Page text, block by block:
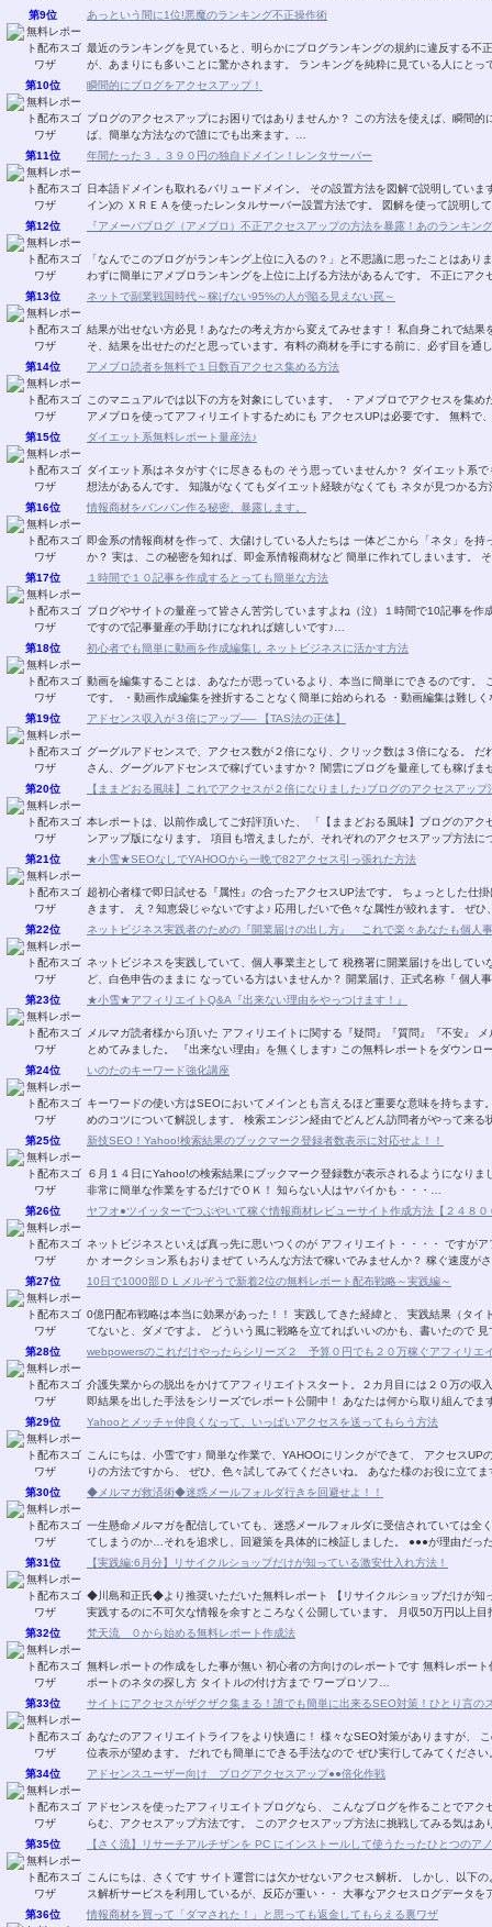
第9位 あっという間に1位!悪魔のランキング不正操作術
最近のランキングを見ていると、明らかにブログランキングの規約に違反する不
が、あまりにも多いことに驚かされます。 ランキングを
第10位
瞬間的にブログをアクセスアップ！
ブログのアクセスアップにお困りではありませんか？ この方法を使えば、瞬間的にアクセスがあがります！ 一度、手順を覚えてしまえ
ば、簡単な方法なので誰にでも出来ます。…
第11位
年間たった３，３９０円の独自ドメイン！レンタサーバー
日本語ドメインも取れるバリュードメイン。 その設置方法を図解で説明しています。 ＶＡＬＵＥ－ＤＯＭＡＩＮ．ＣＯＭ(バリュ
イン)の ＸＲＥＡを使ったレンタルサーバー設置
第12位
『アメーバブログ（アメブロ）不正アクセスアップの方法を暴露！あのランキン
「なんでこのブログがランキング上位に入るの？」と不思議に思ったことはありませんか？ 実は、トラフィックエクスチ
わずに簡単にアメブロランキ
第13位
ネットで副業戦国時代～稼げない95%の人が陥る見えない罠～
結果が出せない方必見！あなたの考え方から変えてみせます！ 私自身これで結果を出し、このレポートの内容を自分の物にできたからこ
そ、結果を出せたのだと思っています。有料の商材を手にする前に、必ず目を通
第14位
アメブロ読者を無料で１日数百アクセス集める方法
このマニュアルでは以下の方を対象にしています。 ・アメブロでアクセスを集めたい。 ・集めたいけど、有料ツールは使いたくない。
アメブロを使ってアフィリエイトするためにも アク
第15位
ダイエット系無料レポート量産法♪
ダイエット系はネタがすぐに尽きるもの そう思っていませんか？ ダイエット系でも 無料レポートに書くネタが 次から次へと湧き出る発
想法があるんです。 知識がなくてもダイエット経験がなくても ネタが見つ
第16位
情報商材をバンバン作る秘密、暴露します。
即金系の情報商材を作って、大儲けしている人たちは 一体どこから「ネタ」を持ってきているのか？ その秘密を知りたくありません
か？ 実は、この秘密
第17位
１時間で１０記事を作成するとっても簡単な方法
ブログやサイトの量産って皆さん苦労していますよね（泣）１時間で10記事を作成する
ですので記事量産の手助けになれれば嬉しいです♪…
第18位
初心者でも簡単に動画を作成編集し ネットビジネスに活かす方法
動画を編集することは、あなたが思っているより、本当に簡単にできるのです。 このレポートを読んで実行するメリットは以下のとおり
です。 ・動画作成編集を挫折することなく簡単に始められる ・動画編集は難
第19位
アドセンス収入が３倍にアップ── 【TAS法の正体】
グーグルアドセンスで、アクセス数が２倍になり、クリック数は３倍になる。 だれ
さん、グーグルアドセンスで稼げていますか？ 闇雲にブログを量
第20位
【ままどおる風味】これでアクセスが２倍になりました♪ブログのアクセスアッ
本レポートは、以前作成してご好評頂いた、 「【ままどおる風味】ブログのア
ンアップ版になります。 項目も増えましたが、それぞれのアクセスアッ
第21位
★小雪★SEOなしでYAHOOから一晩で82アクセス引っ張れた方法
超初心者様で即日試せる『属性』の合ったアクセスUP法です。 ちょっとした仕掛けでザクザクあなたのブログにアクセスが 流れ込んで
きます。 え？知恵袋じゃ
第22位
ネットビジネス実践者のための『開業届けの出し方』 これで楽々あなたも個人
ネットビジネスを実践していて、個人事業主として 税務署に開業届けを出していない人はいませんか？
ど、白色申告のままに なっている方はいませんか？ 開業
第23位
★小雪★アフィリエイトQ&A『出来ない理由をやっつけます！』
メルマガ読者様から頂いた アフィリエイトに関する『疑問』『質問』『不安』 メルマガ・
とめてみました。 『出来ない理由』を無くします♪ この無料
第24位
いのたのキーワード強化講座
キーワードの使い方はSEOにおいてメインとも言えるほど重要な意味を持ちます。 狙ったキーワードで検索エンジンに上位表示させ
めのコツについて解説します。 検索エンジン経由でどんどん訪問者
第25位
新技SEO！Yahoo!検索結果のブックマーク登録者数表示に対応せよ！！
６月１４日にYahoo!の検索結果にブックマーク登録数が表示されるようになり
非常に簡単な作業をするだけでＯＫ！ 知らない人はヤバイかも・・・…
第26位
ヤフオ●ツイッターでつぶやいて稼ぐ情報商材レビューサイト作成方法【２４８
ネットビジネスといえば真っ先に思いつくのが アフィリエイト・・・・ ですがアフィリエイトでも こんな オークション系はいかがです
か オークション系もおりまぜて いろんな方法で稼いでみませんか？
第27位
10日で1000部ＤＬメルぞうで新着2位の無料レポート配布戦略～実践編～
0億円配布戦略は本当に効果があった！！ 実践してきた経緯と、 実践結果（タイトル）までを書いています♪ いやぁ。 ちゃんと、戦略立
てないと、ダメですよ。 どういう風に戦略を立てればいいのかも、書いた
第28位
webpowersのこれだけやったらシリーズ２ 予算０円でも２０万稼ぐアフィリエ
介護失業からの脱出をかけてアフィリエイトスタート。２カ月目には２０万の収
第29位 Yahooとメッチャ仲良くなって、いっぱいアクセスを送ってもらう方法
こんにちは、小雪です♪ 簡単な作業で、YAHOOにリンクができて、 アクセスUPの即効性のある方法です。 4／16日にスタートしたばか
りの方法ですから、 ぜひ、色々試してみてくださいね。 あなた様の
第30位
◆メルマガ救済術◆迷惑メールフォルダ行きを回避せよ！！
一生懸命メルマガを配信していても、迷惑メールフォルダに受信されていては全
てしまうのか…それを追求し、回
第31位
【実践編:6月分】リサイクルショップだけが知っている激安仕入れ方法！
◆川島和正氏◆より推奨いただいた無料レポート 【リサイクルショップだけが知
実践するのに不可欠な情報を余すところなく公開しています。 月収50万円以上
第32位
梵天流 ０から始める無料レポート作成法
無料レポートの作成をした事が無い 初心者の方向けのレポートです 無料レポート作成に必要な 各種フリーソフトのインストールから レ
ポートのネタの探し方 タイトルの付け方まで ワープロソフ…
第33位
サイトにアクセスがザクザク集まる！誰でも簡単に出来るSEO対策！ひとり言の
あなたのアフィリエイトライフをより快適に！ 様々なSEO対策がありますが、 このレポートに書いてあるSEO対策でも 結構な確率で上
第34位 アドセンスユーザー向け ブログアクセスアップ●●倍化作戦
アドセンスを使ったアフィリエイトブログなら、 こんなブログを作ることでアクセスアップする 方法があります。 大きな夢と期待の膨
らむ、アクセスアップ方法です。 このアクセスアップ方法に挑戦してみ
第35位
【さく流】リサーチアルチザンを PC にインストールして使うたったひとつのア
こんにちは、さくです サイト運営には欠かせないアクセス解析。 しかし、以下のような思いや悩みをお持ちではありませんか？ アクセ
ス解析サービスを利用しているが、反応が重い・・ 大事なアクセスログ
第36位
情報商材を買って「ダマされた！」と思っても返金してもらえる裏ワザ